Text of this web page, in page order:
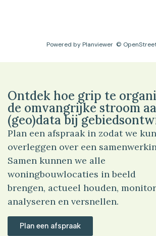
Powered by Planviewer©
Ontdek hoe grip te
de omvangrijke stroom
(geo)data bij
Plan een afspraak in zodat we
overleggen over een
Samen kunnen we alle
woningbouwlocaties in beeld
brengen, actueel houden,
analyseren en versnellen.
Plan een afspraak